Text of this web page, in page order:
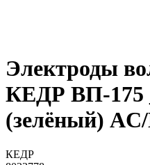
Электроды
КЕДР ВП-175
(зелёный)
КЕДР